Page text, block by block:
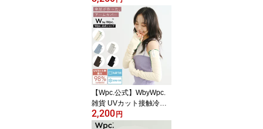
全UVカット100%生地 晴
雨兼用 紫外線対策 日焼
け対策 遮熱 フリル 花柄
軽量 女性 2WAY 折り畳
み傘 8本骨 レディース傘
撥水 ブランド 】 ギフト
対象
【Wpc.公式】WbyWpc.
雑貨 UVカット接触冷感
アームカバー《メール便
対象》【UVカット率9
2,200円